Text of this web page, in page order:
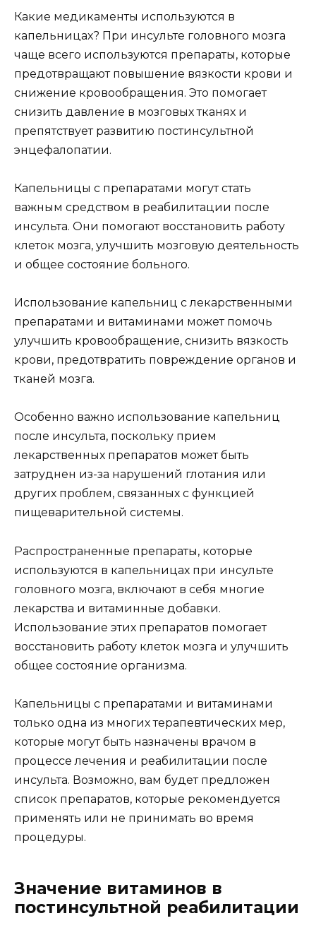
Какие медикаменты используются в
капельницах? При инсульте головного мозга
чаще всего используются препараты, которые
предотвращают повышение вязкости крови и
снижение кровообращения. Это помогает
снизить давление в мозговых тканях и
препятствует развитию постинсультной
энцефалопатии.
Капельницы с препаратами могут стать
важным средством в реабилитации после
инсульта. Они помогают восстановить работу
клеток мозга, улучшить мозговую деятельность
и общее состояние больного.
Использование капельниц с лекарственными
препаратами и витаминами может помочь
улучшить кровообращение, снизить вязкость
крови, предотвратить повреждение органов и
тканей мозга.
Особенно важно использование капельниц
после инсульта, поскольку прием
лекарственных препаратов может быть
затруднен из-за нарушений глотания или
других проблем, связанных с функцией
пищеварительной системы.
Распространенные препараты, которые
используются в капельницах при инсульте
головного мозга, включают в себя многие
лекарства и витаминные добавки.
Использование этих препаратов помогает
восстановить работу клеток мозга и улучшить
общее состояние организма.
Капельницы с препаратами и витаминами
только одна из многих терапевтических мер,
которые могут быть назначены врачом в
процессе лечения и реабилитации после
инсульта. Возможно, вам будет предложен
список препаратов, которые рекомендуется
применять или не принимать во время
процедуры.
Значение витаминов в
постинсультной реабилитации